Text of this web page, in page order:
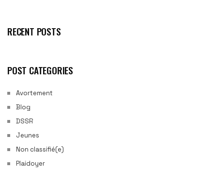
RECENT POSTS
POST CATEGORIES
Avortement
Blog
DSSR
Jeunes
Non classifié(e)
Plaidoyer